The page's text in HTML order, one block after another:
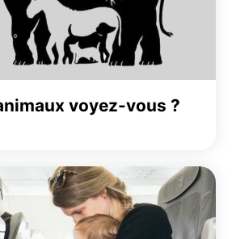
voyez-vous ?